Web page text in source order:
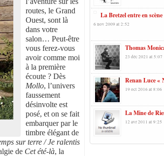
routes, le Grand
Ouest, sont là
dans votre
salon… Peut-être
vous ferez-vous
avoir comme moi
à la première
écoute ? Dès
Mollo, l’univers
faussement
désinvolte est
posé, et on se fait
embarquer par le
timbre élégant de
sur terre / Je ralentis
de Cet été-là, la
La Bretzel entre en scène
6 nov 2009 at 2:52
Thomas
23 déc 2021 at 5:07
Renan Luce «
19 oct 2016 at 8:06
La Mine de
12 avr 2011 at 9:25